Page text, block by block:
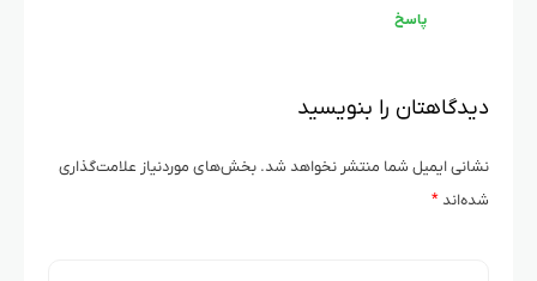
پاسخ
دیدگاهتان را بنویسید
نشانی ایمیل شما منتشر نخواهد شد. بخش‌های موردنیاز علامت‌گذاری
شده‌اند*